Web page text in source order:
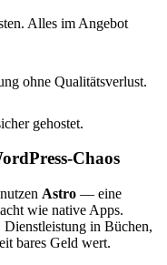
Alles im Angebot
ohne Qualitätsverlust.
gehostet.
Chaos
Astro — eine
wie native Apps.
in Büchen,
bares Geld wert.